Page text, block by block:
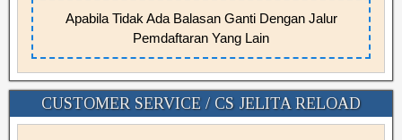
Apabila Tidak Ada Balasan Ganti Dengan Jalur
Pemdaftaran Yang Lain
CUSTOMER SERVICE / CS JELITA RELOAD